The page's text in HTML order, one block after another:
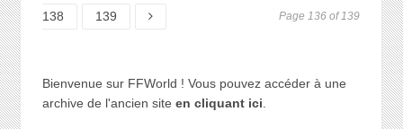
138 Page
139 Page 136 of 139
Bienvenue sur FFWorld ! Vous pouvez accéder à une
archive de l'ancien site en cliquant ici.